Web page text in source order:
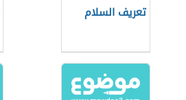
تعريف السلام